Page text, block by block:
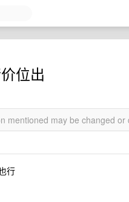
位出
mentioned may be changed or
行